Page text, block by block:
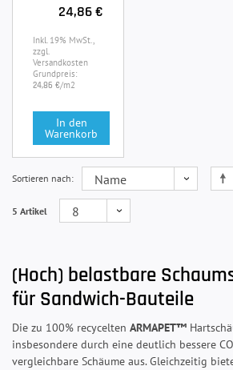
24,86 €
Inkl. 19% MwSt.,
zzgl.
Versandkosten
Grundpreis:
24,86 €/m2
In den
Warenkorb
Sortieren nach
5 Artikel
(Hoch) belastbare
für Sandwich-Bauteile
Die zu 100% recycelten ARMAPET™
insbesondere durch eine deutlich bessere
vergleichbare Schäume aus. Gleichzeitig